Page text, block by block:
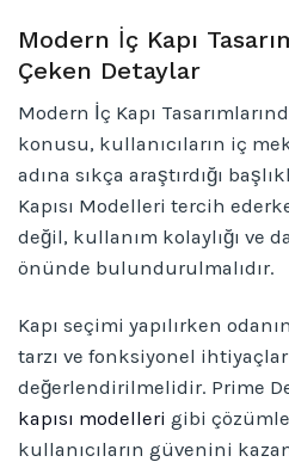
Modern İç Kapı
Çeken Detaylar
Modern İç Kapı
konusu, kullanıcıların iç
adına sıkça araştırdığı
Kapısı Modelleri tercih
değil, kullanım kolaylığı ve
önünde bulundurulmalıdır.
Kapı seçimi yapılırken
tarzı ve fonksiyonel
değerlendirilmelidir. Prime
kapısı modelleri gibi
kullanıcıların güvenini